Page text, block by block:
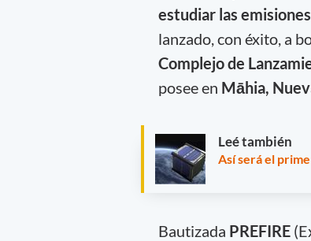
estudiar las
lanzado, con éxito, a
Complejo de
posee en Māhia,
Leé también
Así será el
Bautizada PREFIRE